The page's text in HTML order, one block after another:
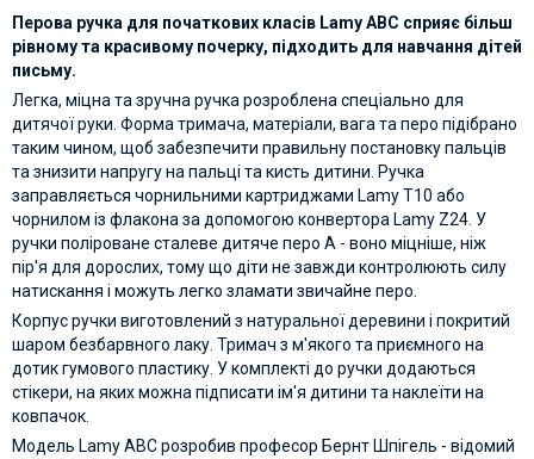
Перова ручка для початкових класів Lamy ABC сприяє більш
рівному та красивому почерку, підходить для навчання дітей
письму.
Легка, міцна та зручна ручка розроблена спеціально для
дитячої руки. Форма тримача, матеріали, вага та перо підібрано
таким чином, щоб забезпечити правильну постановку пальців
та знизити напругу на пальці та кисть дитини. Ручка
заправляється чорнильними картриджами Lamy T10 або
чорнилом із флакона за допомогою конвертора Lamy Z24. У
ручки поліроване сталеве дитяче перо А - воно міцніше, ніж
пір'я для дорослих, тому що діти не завжди контролюють силу
натискання і можуть легко зламати звичайне перо.
Корпус ручки виготовлений з натуральної деревини і покритий
шаром безбарвного лаку. Тримач з м'якого та приємного на
дотик гумового пластику. У комплекті до ручки додаються
стікери, на яких можна підписати ім'я дитини та наклеїти на
ковпачок.
Модель Lamy ABC розробив професор Бернт Шпігель - відомий